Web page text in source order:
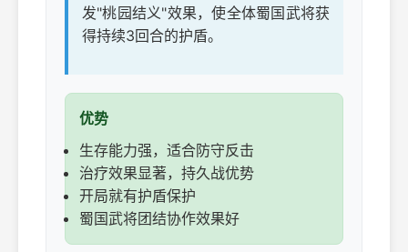
发"桃园结义"效果，使全体蜀国武将获
得持续3回合的护盾。
优势
生存能力强，适合防守反击
治疗效果显著，持久战优势
开局就有护盾保护
蜀国武将团结协作效果好